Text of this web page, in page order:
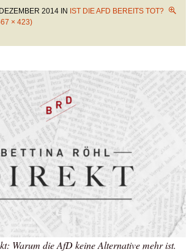
2014 IN IST DIE AFD BEREITS TOT?
× 423)
Warum die AfD keine Alternative mehr ist.